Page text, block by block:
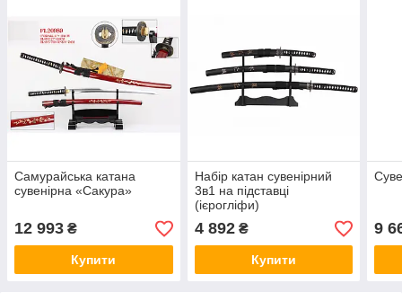
Самурайська катана
сувенірна «Сакура»
12 993 ₴
Купити
Набір катан сувенірний
3в1 на підставці
(ієрогліфи)
4 892₴
Купити
9